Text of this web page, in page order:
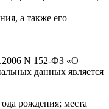
а также его
N 152-ФЗ «О
данных является
рождения; места